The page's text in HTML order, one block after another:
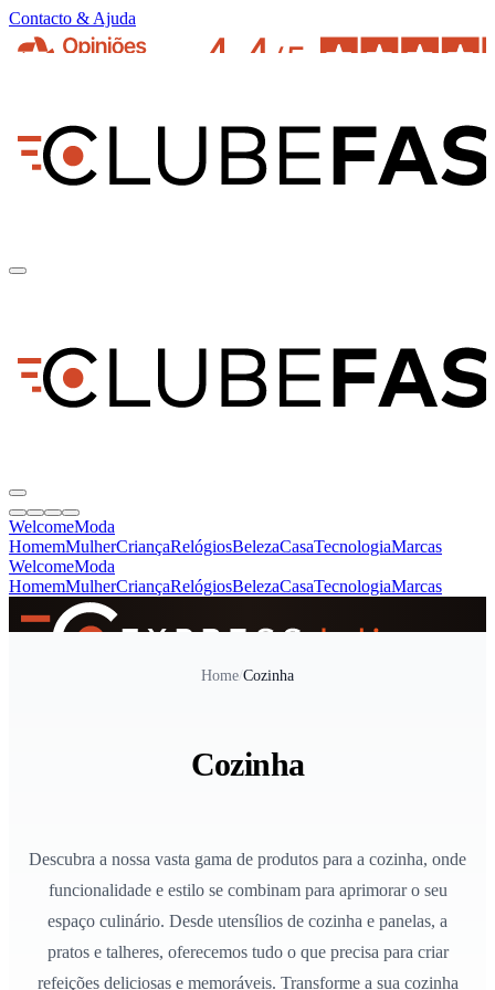
Contacto & Ajuda
WelcomeModa
HomemMulherCriançaRelógiosBelezaCasaTecnologiaMarcas
WelcomeModa
HomemMulherCriançaRelógiosBelezaCasaTecnologiaMarcas
Home/Cozinha
Cozinha
Descubra a nossa vasta gama de produtos para a cozinha, onde
funcionalidade e estilo se combinam para aprimorar o seu
espaço culinário. Desde utensílios de cozinha e panelas, a
pratos e talheres, oferecemos tudo o que precisa para criar
refeições deliciosas e memoráveis. Transforme a sua cozinha